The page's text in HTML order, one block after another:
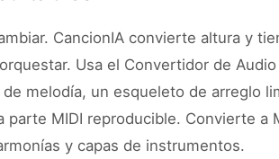
CancionIA convierte altura y
Usa el Convertidor de Audio
melodía, un esqueleto de arreglo
MIDI reproducible. Convierte a
y capas de instrumentos.